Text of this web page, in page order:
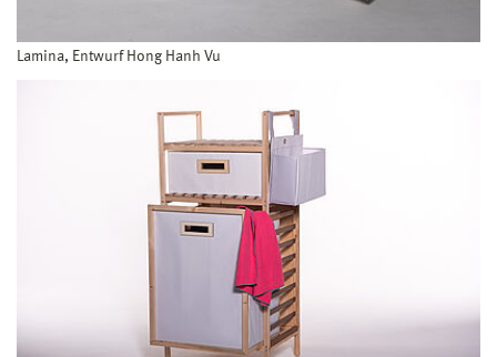
Lamina, Entwurf Hong Hanh Vu